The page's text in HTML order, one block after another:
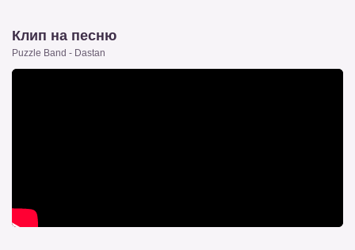
Клип на песню
Puzzle Band - Dastan